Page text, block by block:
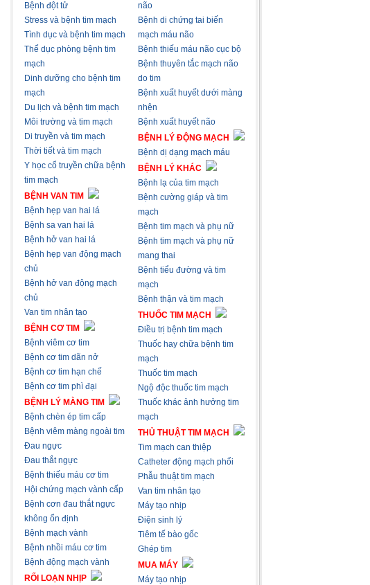
Bệnh đột tử
Stress và bệnh tim mạch
Tình dục và bệnh tim mạch
Thể dục phòng bệnh tim
mạch
Dinh dưỡng cho bệnh tim
mạch
Du lịch và bệnh tim mạch
Môi trường và tim mạch
Di truyền và tim mạch
Thời tiết và tim mạch
Y học cổ truyền chữa bệnh
tim mạch
BỆNH VAN TIM
Bệnh hẹp van hai lá
Bệnh sa van hai lá
Bệnh hở van hai lá
Bệnh hẹp van động mạch
chủ
Bệnh hở van động mạch
chủ
Van tim nhân tạo
BỆNH CƠ TIM
Bệnh viêm cơ tim
Bệnh cơ tim dãn nở
Bệnh cơ tim hạn chế
Bệnh cơ tim phì đại
BỆNH LÝ MÀNG TIM
Bệnh chèn ép tim cấp
Bệnh viêm màng ngoài tim
Đau ngực
Đau thắt ngực
Bệnh thiếu máu cơ tim
Hội chứng mạch vành cấp
Bệnh cơn đau thắt ngực
không ổn định
Bệnh mạch vành
Bệnh nhồi máu cơ tim
Bệnh động mạch vành
RỐI LOẠN NHỊP
não
Bệnh di chứng tai biến
mạch máu não
Bệnh thiếu máu não cục bộ
Bệnh thuyên tắc mạch não
do tim
Bệnh xuất huyết dưới màng
nhện
Bệnh xuất huyết não
BỆNH LÝ ĐỘNG MẠCH
Bệnh dị dạng mạch máu
BỆNH LÝ KHÁC
Bệnh lạ của tim mạch
Bệnh cường giáp và tim
mạch
Bệnh tim mạch và phụ nữ
Bệnh tim mạch và phụ nữ
mang thai
Bệnh tiểu đường và tim
mạch
Bệnh thận và tim mạch
THUỐC TIM MẠCH
Điều trị bệnh tim mạch
Thuốc hay chữa bệnh tim
mạch
Thuốc tim mạch
Ngộ độc thuốc tim mạch
Thuốc khác ảnh hưởng tim
mạch
THỦ THUẬT TIM MẠCH
Tim mạch can thiệp
Catheter động mạch phổi
Phẫu thuật tim mạch
Van tim nhân tạo
Máy tạo nhịp
Điện sinh lý
Tiêm tế bào gốc
Ghép tim
MUA MÁY
Máy tạo nhịp